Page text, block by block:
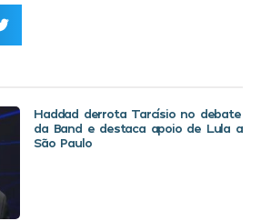
Haddad derrota Tarcísio no debate
da Band e destaca apoio de Lula a
São Paulo